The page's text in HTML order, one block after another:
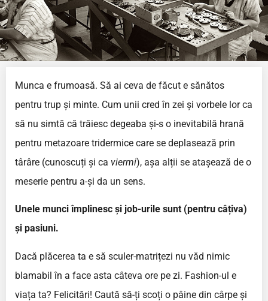
Munca e frumoasă. Să ai ceva de făcut e sănătos
pentru trup și minte. Cum unii cred în zei și vorbele lor ca
să nu simtă că trăiesc degeaba și-s o inevitabilă hrană
pentru metazoare tridermice care se deplasează prin
târâre (cunoscuți și ca viermi), așa alții se atașează de o
meserie pentru a-și da un sens.
Unele munci împlinesc și job-urile sunt (pentru câțiva)
și pasiuni.
Dacă plăcerea ta e să sculer-matrițezi nu văd nimic
blamabil în a face asta câteva ore pe zi. Fashion-ul e
viața ta? Felicitări! Caută să-ți scoți o pâine din cârpe și